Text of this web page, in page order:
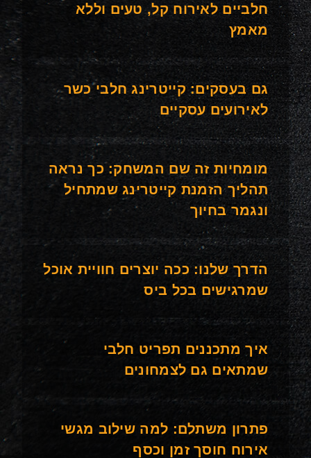
חלביים לאירוח קל, טעים וללא
מאמץ
גם בעסקים: קייטרינג חלבי כשר
לאירועים עסקיים
מומחיות זה שם המשחק: כך נראה
תהליך הזמנת קייטרינג שמתחיל
ונגמר בחיוך
הדרך שלנו: ככה יוצרים חוויית אוכל
שמרגישים בכל ביס
איך מתכננים תפריט חלבי
שמתאים גם לצמחונים
פתרון משתלם: למה שילוב מגשי
אירוח חוסך זמן וכסף